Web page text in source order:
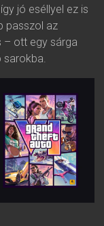
jó eséllyel ez is
passzol az
– ott egy sárga